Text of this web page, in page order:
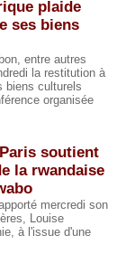
plaide
ses biens
entre autres
la restitution à
biens culturels
organisée
soutient
la rwandaise
mercredi son
Louise
à l'issue d'une